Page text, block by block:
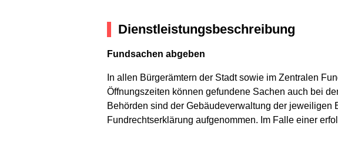
Dienstleistungsbeschreibung
Fundsachen abgeben
In allen Bürgerämtern der Stadt sowie im Zentralen
Öffnungszeiten können gefundene Sachen auch bei
Behörden sind der Gebäudeverwaltung der
Fundrechtserklärung aufgenommen. Im Falle einer